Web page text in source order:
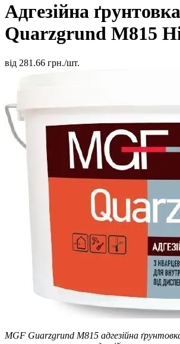
Адгезійна
Quarzgrund M815
від 281.66 грн./шт.
MGF Guarzgrund M815 адгезійна